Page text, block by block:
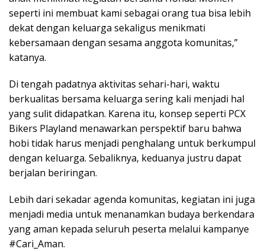
seperti ini membuat kami sebagai orang tua bisa lebih
dekat dengan keluarga sekaligus menikmati
kebersamaan dengan sesama anggota komunitas,”
katanya.
Di tengah padatnya aktivitas sehari-hari, waktu
berkualitas bersama keluarga sering kali menjadi hal
yang sulit didapatkan. Karena itu, konsep seperti PCX
Bikers Playland menawarkan perspektif baru bahwa
hobi tidak harus menjadi penghalang untuk berkumpul
dengan keluarga. Sebaliknya, keduanya justru dapat
berjalan beriringan.
Lebih dari sekadar agenda komunitas, kegiatan ini juga
menjadi media untuk menanamkan budaya berkendara
yang aman kepada seluruh peserta melalui kampanye
#Cari_Aman.